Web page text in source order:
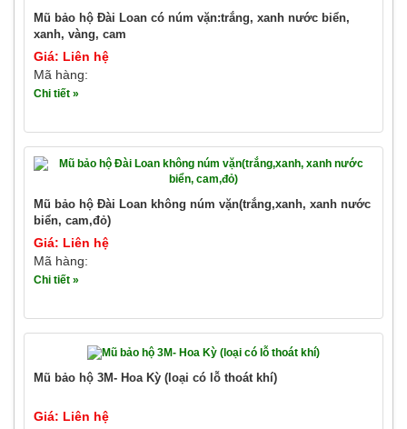
Mũ bảo hộ Đài Loan có núm vặn:trắng, xanh nước biển,
xanh, vàng, cam
Giá: Liên hệ
Mã hàng:
Chi tiết »
Mũ bảo hộ Đài Loan không núm vặn(trắng,xanh, xanh nước
biển, cam,đỏ)
Giá: Liên hệ
Mã hàng:
Chi tiết »
Mũ bảo hộ 3M- Hoa Kỳ (loại có lỗ thoát khí)
Giá: Liên hệ